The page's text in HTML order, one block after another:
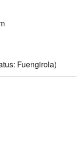
Fuengirola)